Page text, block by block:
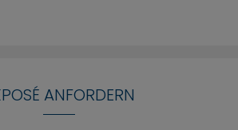
ANFORDERN